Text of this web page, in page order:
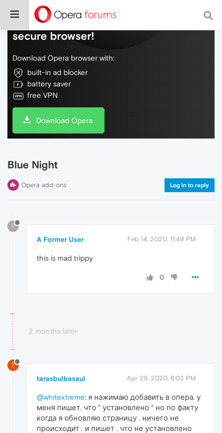
Do more on the web, with a fast and
secure browser!
Download Opera browser with:
built-in ad blocker
battery saver
free VPN
Download Opera
Blue Night
Opera add-ons Log in to reply
?
A Former User Feb 14, 2020, 11:49 PM
this is mad trippy
0
2 months later
T
tarasbulbasaul Apr 29, 2020, 6:03 PM
@whitextreme: я нажимаю добавить в опера. у
меня пишет. что " установлено " но по факту
когда я обновляю страницу . ничего не
происходит . и пишет . что не установлено